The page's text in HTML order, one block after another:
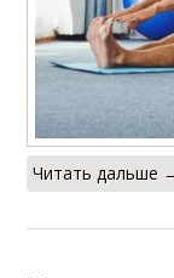
Читать дальше